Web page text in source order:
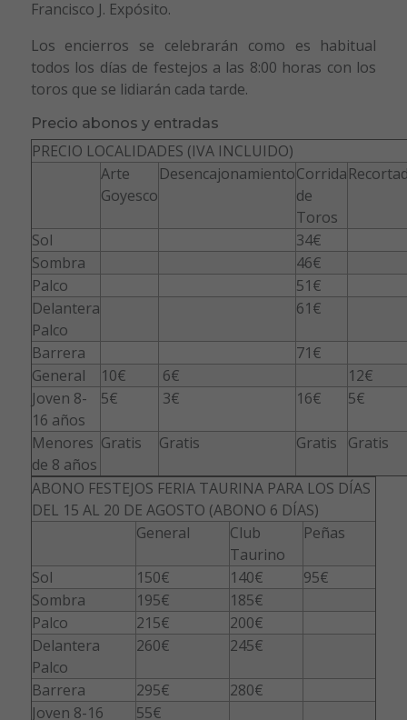
Francisco J. Expósito.
Los encierros se celebrarán como es habitual
todos los días de festejos a las 8:00 horas con los
toros que se lidiarán cada tarde.
Precio abonos y entradas
PRECIO LOCALIDADES (IVA INCLUIDO)
Arte
Goyesco
DesencajonamientoCorrida
de
Toros
Sol
34€
Sombra
46€
Palco
51€
Delantera
Palco
61€
Barrera
71€
General
10€ 6€
12€
Joven 8-
16 años
5€ 3€ 16€ 5€
Menores
de 8 años
Gratis Gratis Gratis Gratis
ABONO FESTEJOS FERIA TAURINA PARA LOS DÍAS
DEL 15 AL 20 DE AGOSTO (ABONO 6 DÍAS)
General
Club
Taurino
Peñas
Sol 150€ 140€
95€
Sombra
195€
185€
Palco
215€
200€
Delantera
Palco
260€ 245€
Barrera 295€
280€
Joven 8-16
55€